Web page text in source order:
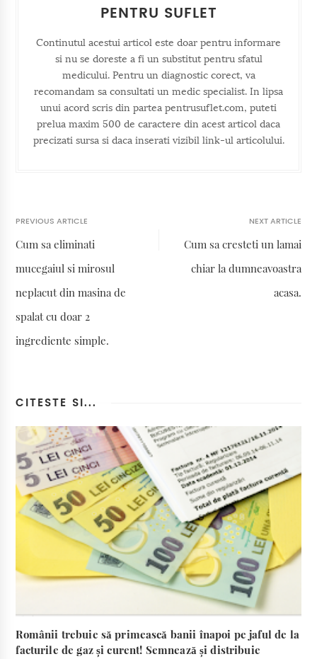
PENTRU SUFLET
Continutul acestui articol este doar pentru informare
si nu se doreste a fi un substitut pentru sfatul
medicului. Pentru un diagnostic corect, va
recomandam sa consultati un medic specialist. In lipsa
unui acord scris din partea pentrusuflet.com, puteti
prelua maxim 500 de caractere din acest articol daca
precizati sursa si daca inserati vizibil link-ul articolului.
PREVIOUS ARTICLE
Cum sa eliminati
mucegaiul si mirosul
neplacut din masina de
spalat cu doar 2
ingrediente simple.
NEXT ARTICLE
Cum sa cresteti un lamai
chiar la dumneavoastra
acasa.
CITESTE SI...
Românii trebuie să primească banii înapoi pe jaful de la
facturile de gaz și curent! Semnează și distribuie